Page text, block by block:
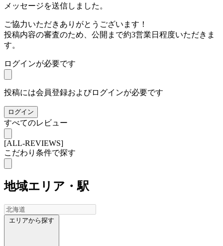
メッセージを送信しました。
ご協力いただきありがとうございます！
投稿内容の審査のため、公開まで約3営業日程度いただきま
す。
ログインが必要です
投稿には会員登録およびログインが必要です
ログイン
すべてのレビュー
[ALL-REVIEWS]
こだわり条件で探す
地域エリア・駅
エリアから探す